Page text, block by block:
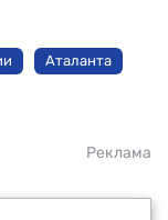
Аталанта
Реклама